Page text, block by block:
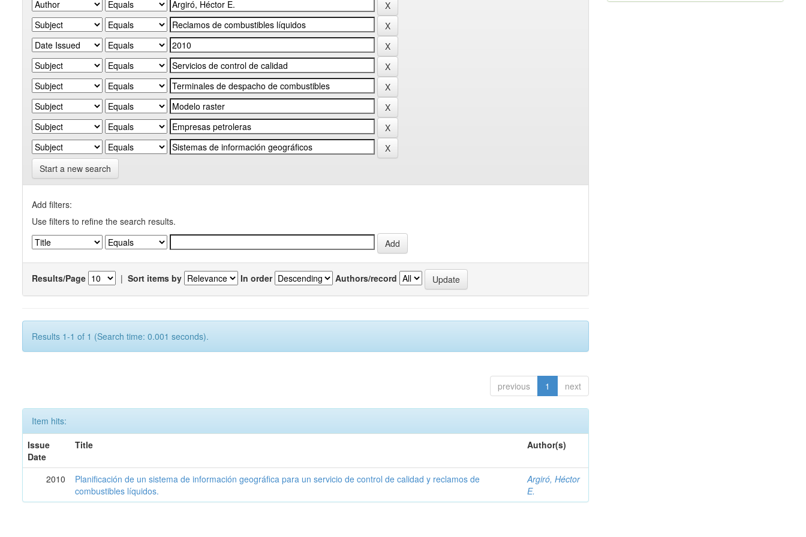
Start a new search
Add filters:
Use filters to refine the search results.
Results/Page | Sort items by In order Authors/record
Results 1-1 of 1 (Search time: 0.001 seconds).
previous 1 next
Item hits:
Issue
Date
Title Author(s)
2010
Planificación de un sistema de información geográfica para un servicio de control de calidad y reclamos de
combustibles líquidos.
Argiró, Héctor
E.